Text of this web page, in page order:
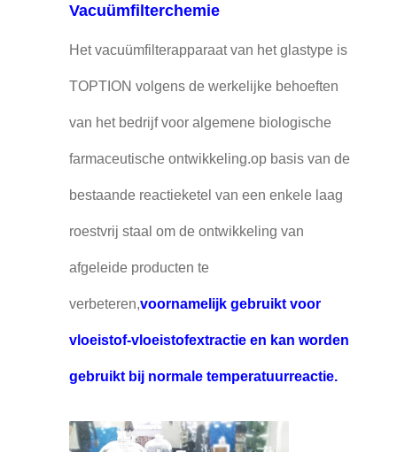
Vacuümfilterchemie
Het vacuümfilterapparaat van het glastype is
TOPTION volgens de werkelijke behoeften
van het bedrijf voor algemene biologische
farmaceutische ontwikkeling.op basis van de
bestaande reactieketel van een enkele laag
roestvrij staal om de ontwikkeling van
afgeleide producten te
verbeteren,voornamelijk gebruikt voor
vloeistof-vloeistofextractie en kan worden
gebruikt bij normale temperatuurreactie.